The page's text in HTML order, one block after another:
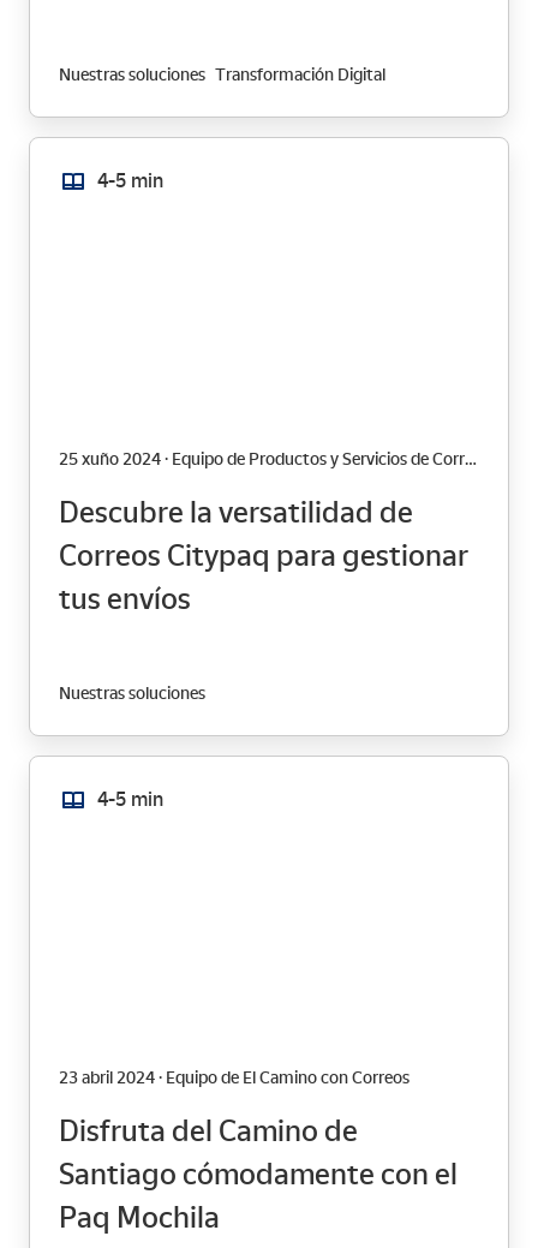
Nuestras soluciones Transformación Digital
4-5 min
25 xuño 2024 · Equipo de Productos y Servicios de Correos
Descubre la versatilidad de
Correos Citypaq para gestionar
tus envíos
Nuestras soluciones
4-5 min
23 abril 2024 · Equipo de El Camino con Correos
Disfruta del Camino de
Santiago cómodamente con el
Paq Mochila